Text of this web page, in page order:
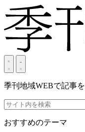
季刊地域WEBで記事
おすすめのテーマ